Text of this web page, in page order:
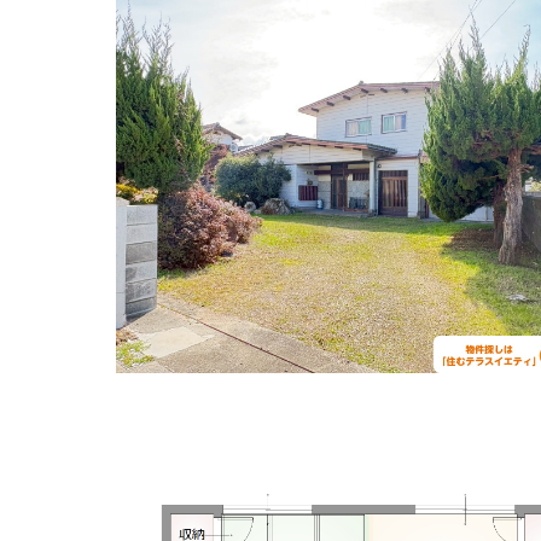
住所: マップで見る
おおうちクリニック
住所:山口県山口市大内千坊５丁目１−７ マップで